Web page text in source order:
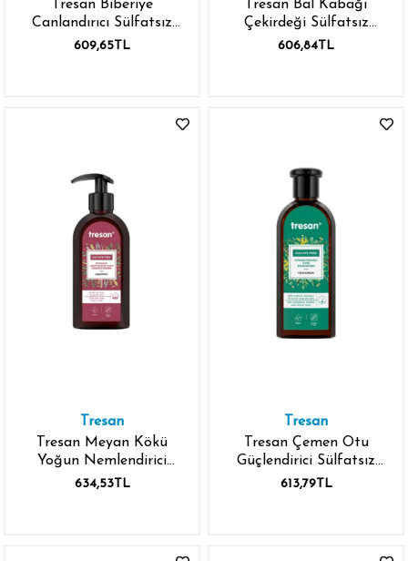
Tresan Biberiye
Canlandırıcı Sülfatsız
Bakım Saç Kremi 300 ml
609,65TL
Tresan Bal Kabağı
Çekirdeği Sülfatsız
Bakım Saç Kremi 300 ml
606,84TL
Tresan
Tresan Meyan Kökü
Yoğun Nemlendirici
Sülfatsız Bakım Saç
634,53TL
Tresan
Tresan Çemen Otu
Güçlendirici Sülfatsız
Bakım Şampuanı 300 ml
613,79TL